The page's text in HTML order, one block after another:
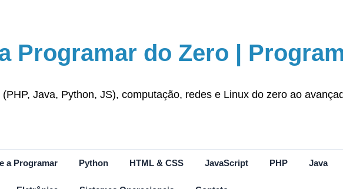
Programar do Zero |
Java, Python, JS), computação, redes e Linux do zero ao
a Programar Python HTML & CSS JavaScript PHP Java